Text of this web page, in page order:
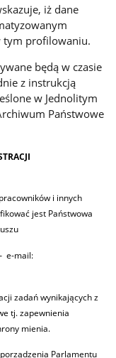
iż dane
tym profilowaniu.
będą w czasie
z instrukcją
w Jednolitym
Państwowe
i innych
jest Państwowa
e-mail:
zadań wynikających z
tj. zapewnienia
mienia.
Parlamentu